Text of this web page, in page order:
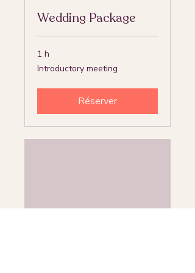
Wedding Package
1 h
Introductory
meeting
Introductory meeting
Réserver